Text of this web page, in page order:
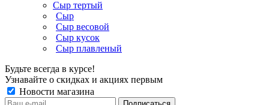
Сыр тертый
Сыр
Сыр весовой
Сыр кусок
Сыр плавленый
Будьте всегда в курсе!
Узнавайте о скидках и акциях первым
Новости магазина